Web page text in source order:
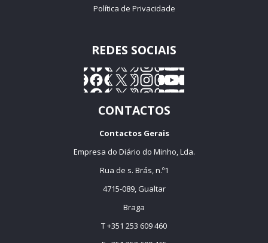
Política de Privacidade
REDES SOCIAIS
CONTACTOS
Contactos Gerais
Empresa do Diário do Minho, Lda.
Rua de s. Brás, n.º1
4715-089, Gualtar
Braga
T +351 253 609 460